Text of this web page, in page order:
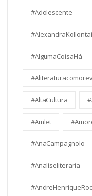
#Adolescente
#AlexandraKollontai
#AlgumaCoisaHá
#AltaCultura
#Amlet
#AnaCampagnolo
#Analiseliteraria